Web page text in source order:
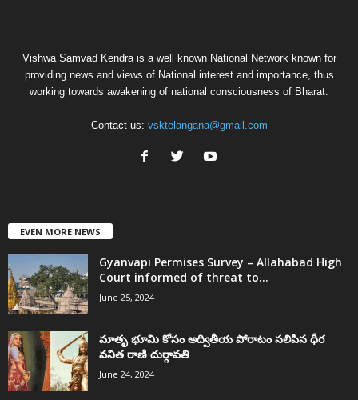
Vishwa Samvad Kendra is a well known National Network known for
providing news and views of National interest and importance, thus
working towards awakening of national consciousness of Bharat.
Contact us: vsktelangana@gmail.com
EVEN MORE NEWS
Gyanvapi Permises Survey – Allahabad High
Court informed of threat to...
June 25, 2024
మాతృ భూమి కోసం అద్వితీయ పోరాటం సలిపిన ధీర
వనిత రాణి దుర్గావతి
June 24, 2024